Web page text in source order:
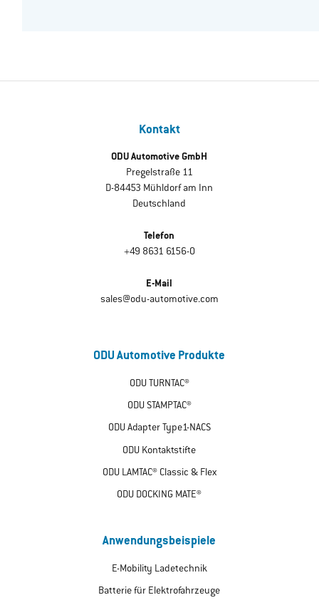
Kontakt
ODU Automotive GmbH
Pregelstraße 11
D-84453 Mühldorf am Inn
Deutschland
Telefon
+49 8631 6156-0
E-Mail
sales@odu-automotive.com
ODU Automotive Produkte
ODU TURNTAC®
ODU STAMPTAC®
ODU Adapter Type1-NACS
ODU Kontaktstifte
ODU LAMTAC® Classic & Flex
ODU DOCKING MATE®
Anwendungsbeispiele
E-Mobility Ladetechnik
Batterie für Elektrofahrzeuge